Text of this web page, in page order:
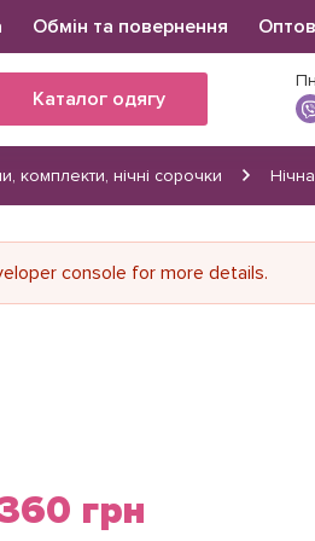
Обмін та повернення
Каталог одягу
комплекти, нічні сорочки
console for more details.
грн